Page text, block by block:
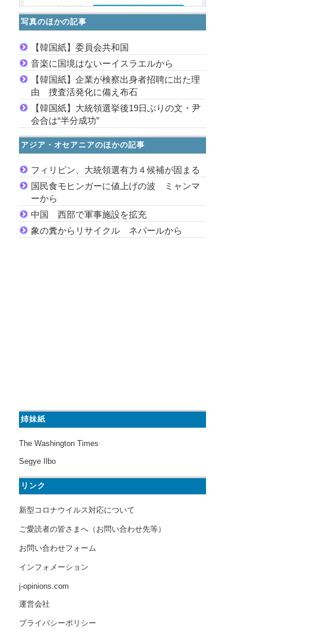
写真のほかの記事
【韓国紙】委員会共和国
音楽に国境はないーイスラエルから
【韓国紙】企業が検察出身者招聘に出た理
由 捜査活発化に備え布石
【韓国紙】大統領選挙後19日ぶりの文・尹
会合は“半分成功”
アジア・オセアニアのほかの記事
フィリピン、大統領選有力４候補が固まる
国民食モヒンガーに値上げの波 ミャンマ
ーから
中国 西部で軍事施設を拡充
象の糞からリサイクル ネパールから
姉妹紙
The Washington Times
Segye Ilbo
リンク
新型コロナウイルス対応について
ご愛読者の皆さまへ（お問い合わせ先等）
お問い合わせフォーム
インフォメーション
j-opinions.com
運営会社
プライバシーポリシー